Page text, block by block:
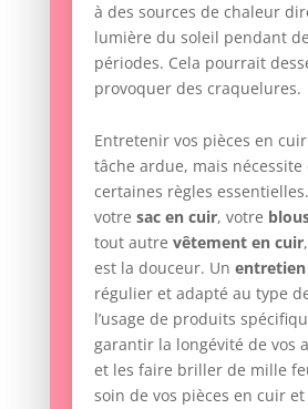
à des sources de chaleur
lumière du soleil pendant
périodes. Cela pourrait
provoquer des craquelures.
Entretenir vos pièces en cuir
tâche ardue, mais
certaines règles
votre sac en cuir, votre
tout autre vêtement en cuir
est la douceur. Un
régulier et adapté au type
l’usage de produits
garantir la longévité de vos
et les faire briller de mille
soin de vos pièces en cuir